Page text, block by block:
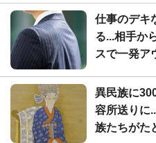
仕事のデキ
る...相手か
スで一発ア
異民族に
容所送りに
族たちがた